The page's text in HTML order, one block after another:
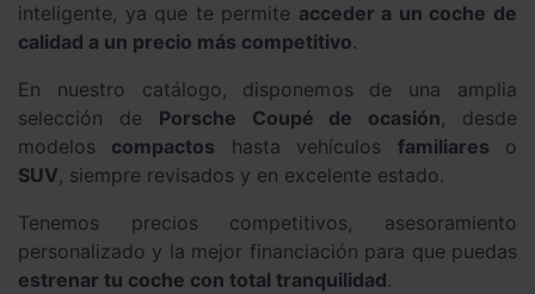
inteligente, ya que te permite acceder a un coche de
calidad a un precio más competitivo.
En nuestro catálogo, disponemos de una amplia
selección de Porsche Coupé de ocasión, desde
modelos compactos hasta vehículos familiares o
SUV, siempre revisados y en excelente estado.
Tenemos precios competitivos, asesoramiento
personalizado y la mejor financiación para que puedas
estrenar tu coche con total tranquilidad.